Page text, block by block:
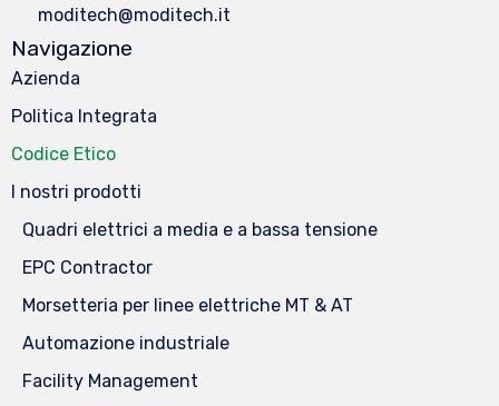
moditech@moditech.it
Navigazione
Azienda
Politica Integrata
Codice Etico
I nostri prodotti
Quadri elettrici a media e a bassa tensione
EPC Contractor
Morsetteria per linee elettriche MT & AT
Automazione industriale
Facility Management